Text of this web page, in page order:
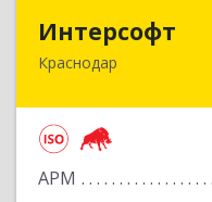
Интерсофт
Краснодар
АРМ
350020,